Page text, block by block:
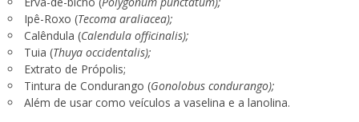
Ipê-Roxo (Tecoma araliacea);
Calêndula (Calendula officinalis);
Tuia (Thuya occidentalis);
Extrato de Própolis;
Tintura de Condurango (Gonolobus condurango);
Além de usar como veículos a vaselina e a lanolina.